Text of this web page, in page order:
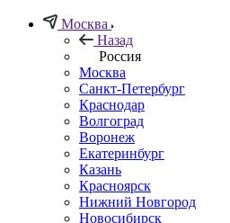
Москва
Назад
Россия
Москва
Санкт-Петербург
Краснодар
Волгоград
Воронеж
Екатеринбург
Казань
Красноярск
Нижний Новгород
Новосибирск